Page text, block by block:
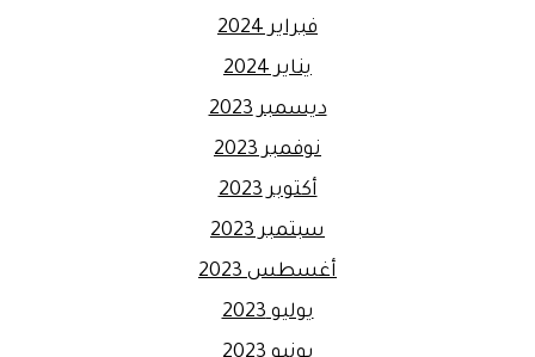
فبراير 2024
يناير 2024
ديسمبر 2023
نوفمبر 2023
أكتوبر 2023
سبتمبر 2023
أغسطس 2023
يوليو 2023